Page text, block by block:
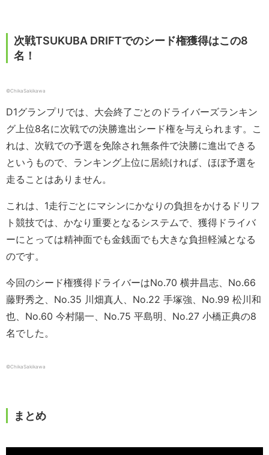
次戦TSUKUBA DRIFTでのシード権獲得はこの8
名！
©ChikaSakikawa
D1グランプリでは、大会終了ごとのドライバーズランキン
グ上位8名に次戦での決勝進出シード権を与えられます。こ
れは、次戦での予選を免除され無条件で決勝に進出できる
というもので、ランキング上位に居続ければ、ほぼ予選を
走ることはありません。
これは、1走行ごとにマシンにかなりの負担をかけるドリフ
ト競技では、かなり重要となるシステムで、獲得ドライバ
ーにとっては精神面でも金銭面でも大きな負担軽減となる
のです。
今回のシード権獲得ドライバーはNo.70 横井昌志、No.66
藤野秀之、No.35 川畑真人、No.22 手塚強、No.99 松川和
也、No.60 今村陽一、No.75 平島明、No.27 小橋正典の8
名でした。
©ChikaSakikawa
まとめ